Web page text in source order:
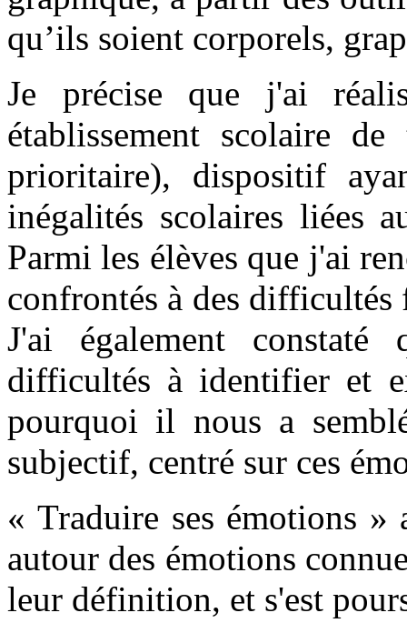
qu’ils soient corporels,
Je précise que j'ai
établissement scolaire
prioritaire), dispositif
inégalités scolaires liées
Parmi les élèves que j'ai
confrontés à des
J'ai également constaté
difficultés à identifier et
pourquoi il nous a
subjectif, centré sur ces
« Traduire ses émotions »
autour des émotions
leur définition, et s'est